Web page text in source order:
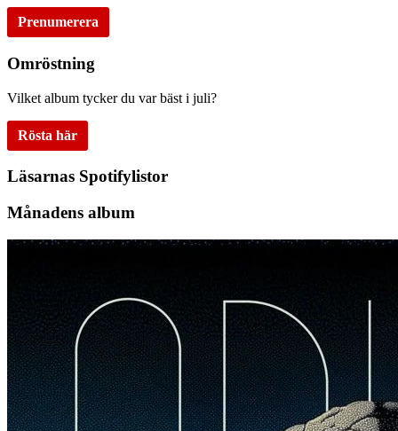
Prenumerera
Omröstning
Vilket album tycker du var bäst i juli?
Rösta här
Läsarnas Spotifylistor
Månadens album